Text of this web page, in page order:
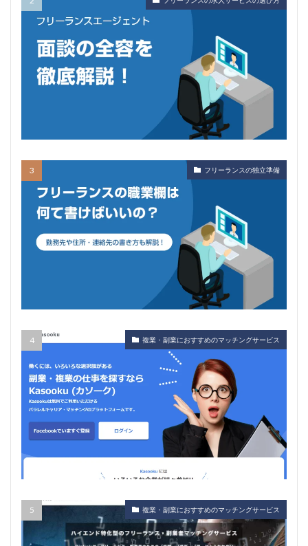
フリーランスの独立準備
複業・副業におすすめのマッチングサービス
複業・副業におすすめのマッチングサービス